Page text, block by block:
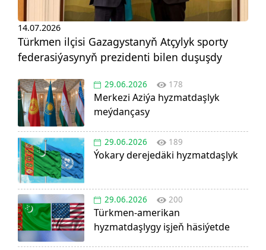
14.07.2026
Türkmen ilçisi Gazagystanyň Atçylyk sporty
federasiýasynyň prezidenti bilen duşuşdy
29.06.2026 178
Merkezi Aziýa hyzmatdaşlyk
meýdançasy
29.06.2026 189
Ýokary derejedäki hyzmatdaşlyk
29.06.2026 200
Türkmen-amerikan
hyzmatdaşlygy işjeň häsiýetde